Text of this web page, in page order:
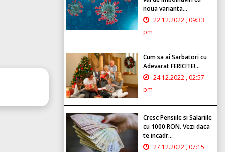
noua varianta...
22.12.2022 , 09:33
pm
Cum sa ai Sarbatori cu
Adevarat FERICITE!...
24.12.2022 , 02:57
pm
Cresc Pensiile si Salariile
cu 1000 RON. Vezi daca
te incadr...
27.12.2022 , 07:15